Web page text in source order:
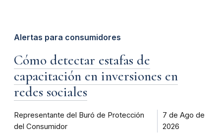
Alertas para consumidores
Cómo detectar estafas de
capacitación en inversiones en
redes sociales
Representante del Buró de Protección
del Consumidor
7 de Ago de
2026